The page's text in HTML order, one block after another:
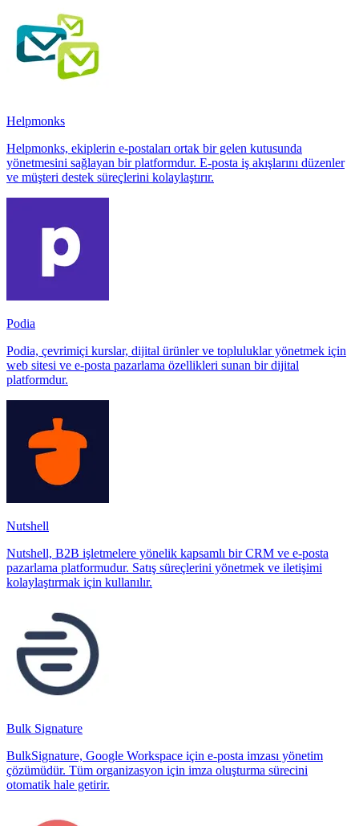
Helpmonks
Helpmonks, ekiplerin e-postaları ortak bir gelen kutusunda
yönetmesini sağlayan bir platformdur. E-posta iş akışlarını düzenler
ve müşteri destek süreçlerini kolaylaştırır.
Podia
Podia, çevrimiçi kurslar, dijital ürünler ve topluluklar yönetmek için
web sitesi ve e-posta pazarlama özellikleri sunan bir dijital
platformdur.
Nutshell
Nutshell, B2B işletmelere yönelik kapsamlı bir CRM ve e-posta
pazarlama platformudur. Satış süreçlerini yönetmek ve iletişimi
kolaylaştırmak için kullanılır.
Bulk Signature
BulkSignature, Google Workspace için e-posta imzası yönetim
çözümüdür. Tüm organizasyon için imza oluşturma sürecini
otomatik hale getirir.